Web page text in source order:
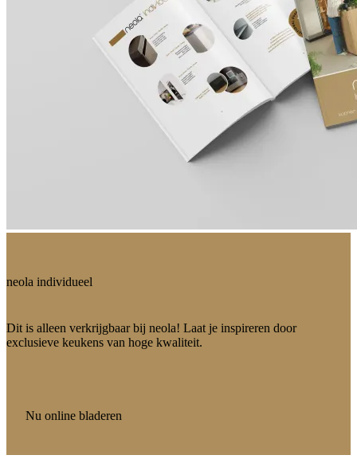
neola individueel
Dit is alleen verkrijgbaar bij neola! Laat je inspireren door
exclusieve keukens van hoge kwaliteit.
Nu online bladeren